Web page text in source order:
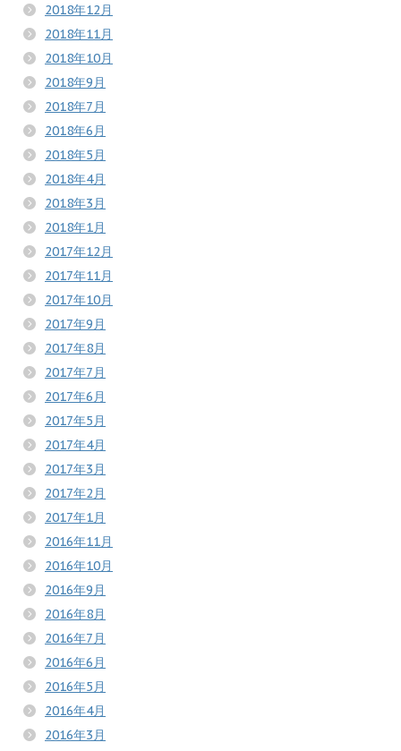
2018年12月
2018年11月
2018年10月
2018年9月
2018年7月
2018年6月
2018年5月
2018年4月
2018年3月
2018年1月
2017年12月
2017年11月
2017年10月
2017年9月
2017年8月
2017年7月
2017年6月
2017年5月
2017年4月
2017年3月
2017年2月
2017年1月
2016年11月
2016年10月
2016年9月
2016年8月
2016年7月
2016年6月
2016年5月
2016年4月
2016年3月